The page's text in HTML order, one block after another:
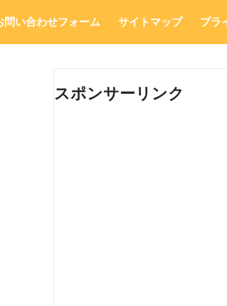
問い合わせフォーム サイトマップ プラ
スポンサーリンク